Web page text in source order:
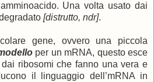
Una volta usato dai
[distrutto, ndr].
gene, ovvero una piccola
per un mRNA, questo esce
ribosomi che fanno una vera e
il linguaggio dell’mRNA in